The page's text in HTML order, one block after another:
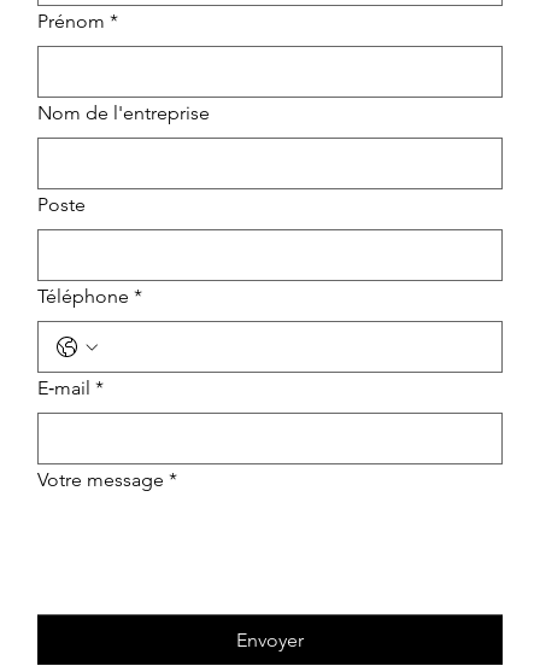
Prénom *
Nom de l'entreprise
Poste
Téléphone *
E‑mail *
Votre message *
Envoyer